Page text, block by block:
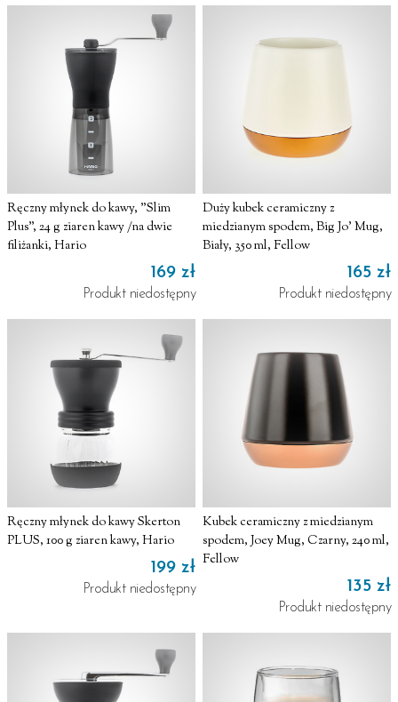
Ręczny młynek do kawy, "Slim
Plus", 24 g ziaren kawy /na dwie
filiżanki, Hario
169 zł
Produkt niedostępny
Duży kubek ceramiczny z
miedzianym spodem, Big Jo' Mug,
Biały, 350 ml, Fellow
165 zł
Produkt niedostępny
Ręczny młynek do kawy Skerton
PLUS, 100 g ziaren kawy, Hario
199 zł
Produkt niedostępny
Kubek ceramiczny z miedzianym
spodem, Joey Mug, Czarny, 240 ml,
Fellow
135 zł
Produkt niedostępny